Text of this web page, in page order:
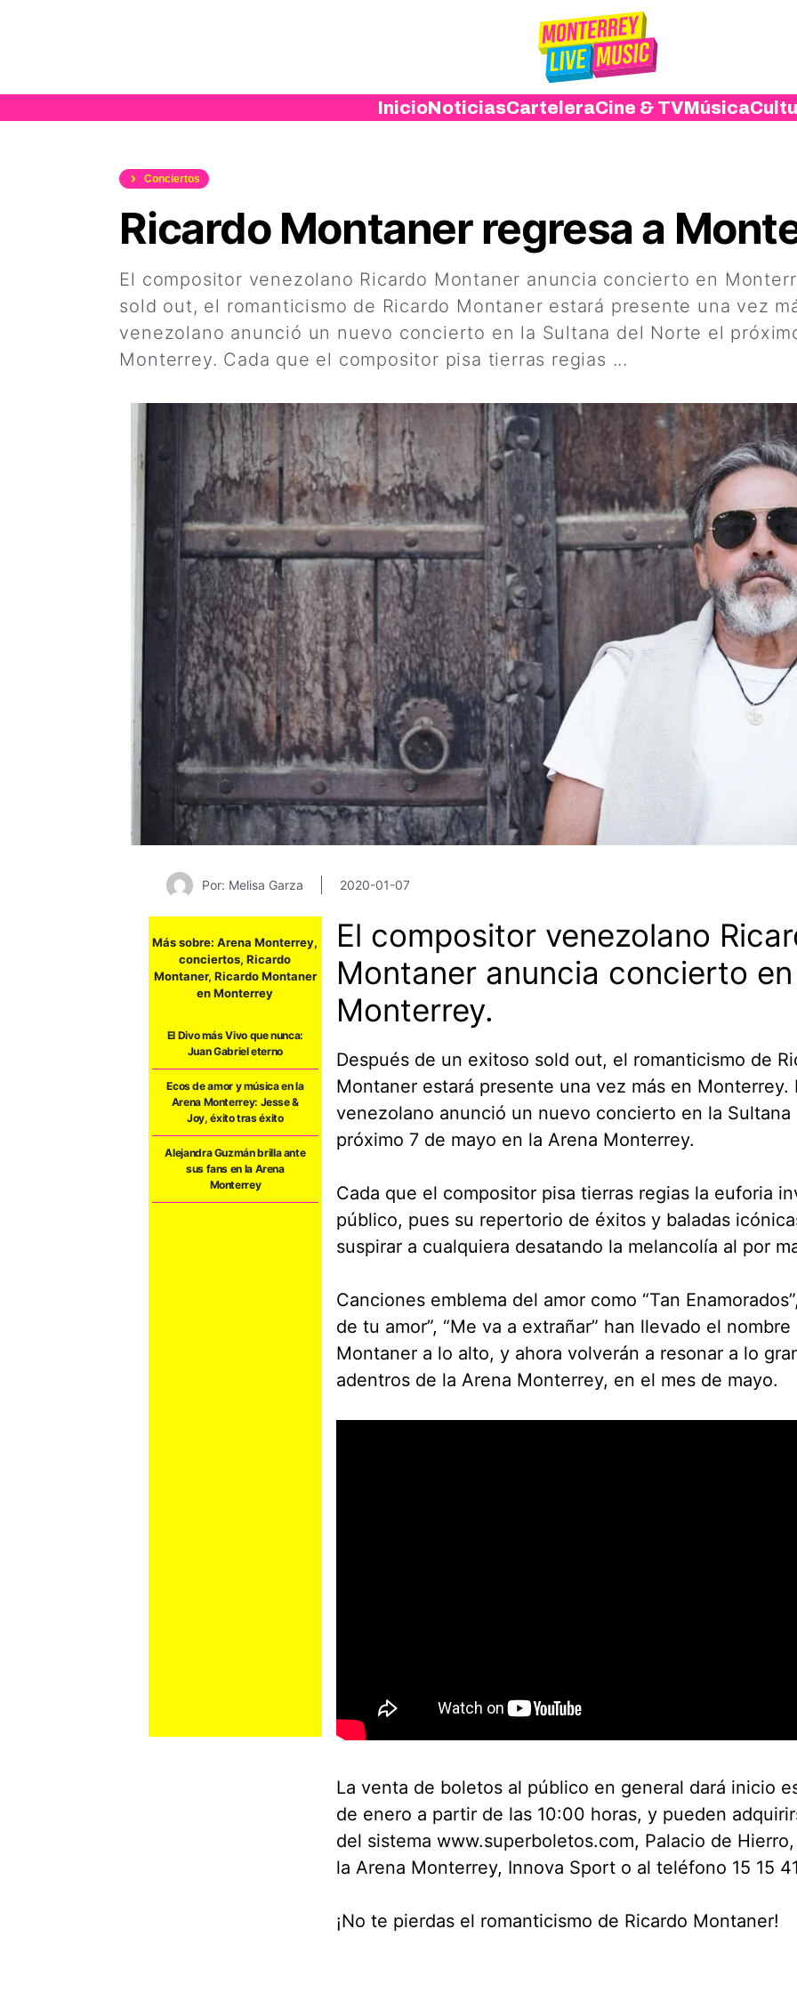
InicioNoticiasCarteleraCine & TVMúsica
Conciertos
Ricardo Montaner regresa a
El compositor venezolano Ricardo Montaner anuncia concierto en
sold out, el romanticismo de Ricardo Montaner estará presente una vez
venezolano anunció un nuevo concierto en la Sultana del Norte el
Monterrey. Cada que el compositor pisa tierras regias ...
Por: Melisa Garza 2020-01-07
Más sobre:Arena Monterrey,
conciertos,Ricardo
Montaner, Ricardo Montaner
en Monterrey
El Divo más Vivo que nunca:
Juan Gabriel eterno
Ecos de amor y música en la
Arena Monterrey: Jesse &
Joy, éxito tras éxito
Alejandra Guzmán brilla ante
sus fans en la Arena
Monterrey
El compositor venezolano
Montaner anuncia concierto en
Monterrey.
Después de un exitoso sold out, el romanticismo de
Montaner estará presente una vez más en Monterrey.
venezolano anunció un nuevo concierto en la
próximo 7 de mayo en la Arena Monterrey.
Cada que el compositor pisa tierras regias la euforia
público, pues su repertorio de éxitos y baladas
suspirar a cualquiera desatando la melancolía al por
Canciones emblema del amor como “Tan
de tu amor”, “Me va a extrañar” han llevado el nombre
Montaner a lo alto, y ahora volverán a resonar a lo
adentros de la Arena Monterrey, en el mes de mayo.
La venta de boletos al público en general dará inicio
de enero a partir de las 10:00 horas, y pueden
del sistema www.superboletos.com, Palacio de
la Arena Monterrey, Innova Sport o al teléfono 15 15
¡No te pierdas el romanticismo de Ricardo Montaner!